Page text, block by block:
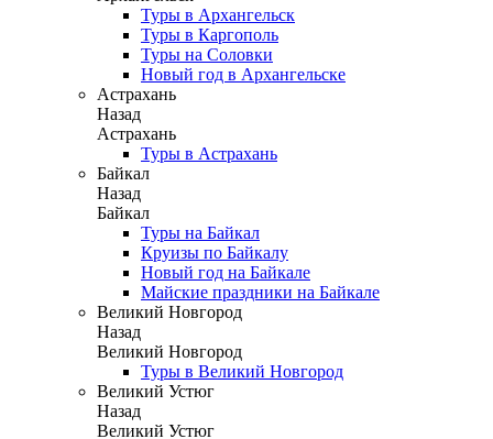
Туры в Архангельск
Туры в Каргополь
Туры на Соловки
Новый год в Архангельске
Астрахань
Назад
Астрахань
Туры в Астрахань
Байкал
Назад
Байкал
Туры на Байкал
Круизы по Байкалу
Новый год на Байкале
Майские праздники на Байкале
Великий Новгород
Назад
Великий Новгород
Туры в Великий Новгород
Великий Устюг
Назад
Великий Устюг